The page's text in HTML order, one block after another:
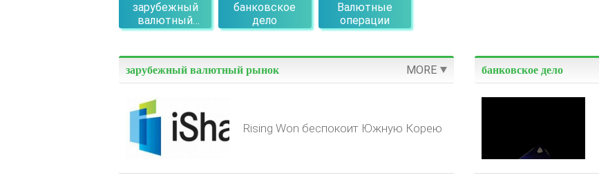
зарубежный
валютный
рынок
банковское
дело
Валютные
операции
зарубежный валютный рынок MORE
Rising Won беспокоит Южную Корею
банковское дело